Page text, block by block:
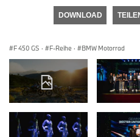
DOWNLOAD
F 450 GS · F-Reihe · BMW Motorrad